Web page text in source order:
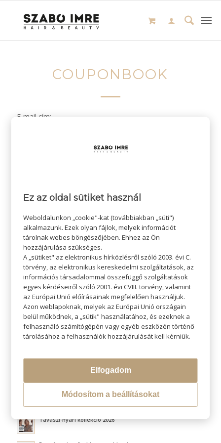
COUPONBOOK
E-mail cím:
2024-03-28 SZERZŐ:
KERESÉS
LEGÚJABB BLOGOK
Hővédelem hajformázás közben
Fluffy hair és a légies volumen titka
Tavaszi-nyári kollekció 2026
Ez az oldal sütiket használ
Weboldalunkon „cookie"-kat (továbbiakban „süti")
alkalmazunk. Ezek olyan fájlok, melyek információt
tárolnak webes böngészőjében. Ehhez az Ön
hozzájárulása szükséges.
A „sütiket" az elektronikus hírközlésről szóló 2003. évi C.
törvény, az elektronikus kereskedelmi szolgáltatások, az
információs társadalommal összefüggő szolgáltatások
egyes kérdéseiről szóló 2001. évi CVIII. törvény, valamint
az Európai Unió előírásainak megfelelően használjuk.
Azon weblapoknak, melyek az Európai Unió országain
belül működnek, a „sütik" használatához, és ezeknek a
felhasználó számítógépén vagy egyéb eszközén történő
tárolásához a felhasználók hozzájárulását kell kérniük.
Elfogadom
Módosítom a beállításokat